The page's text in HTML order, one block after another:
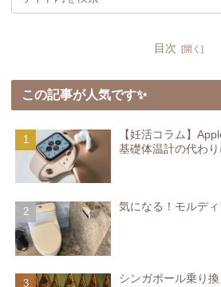
目次
この記事が人気です✨
【妊活コラム】
基礎体温計の代わ
気になる！モルデ
シンガポール乗り